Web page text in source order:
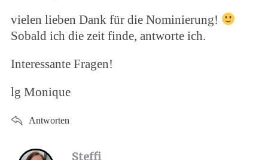
vielen lieben Dank für die Nominierung!
Sobald ich die zeit finde, antworte ich.
Interessante Fragen!
lg Monique
Antworten
s
Steffi